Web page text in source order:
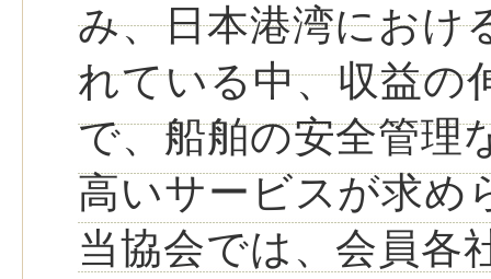
み、日本港湾におけ
れている中、収益の
で、船舶の安全管理
高いサービスが求め
当協会では、会員各